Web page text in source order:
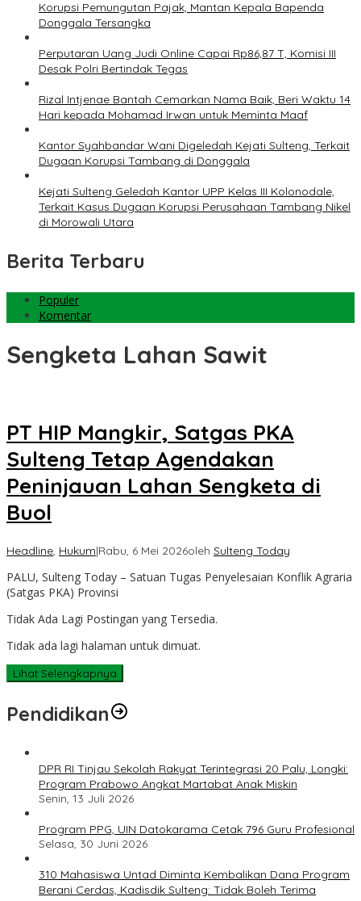
Korupsi Pemungutan Pajak, Mantan Kepala Bapenda
Donggala Tersangka
Perputaran Uang Judi Online Capai Rp86,87 T, Komisi III
Desak Polri Bertindak Tegas
Rizal Intjenae Bantah Cemarkan Nama Baik, Beri Waktu 14
Hari kepada Mohamad Irwan untuk Meminta Maaf
Kantor Syahbandar Wani Digeledah Kejati Sulteng, Terkait
Dugaan Korupsi Tambang di Donggala
Kejati Sulteng Geledah Kantor UPP Kelas III Kolonodale,
Terkait Kasus Dugaan Korupsi Perusahaan Tambang Nikel
di Morowali Utara
Berita Terbaru
Populer
Komentar
Sengketa Lahan Sawit
PT HIP Mangkir, Satgas PKA
Sulteng Tetap Agendakan
Peninjauan Lahan Sengketa di
Buol
Headline, Hukum|Rabu, 6 Mei 2026oleh Sulteng Today
PALU, Sulteng Today – Satuan Tugas Penyelesaian Konflik Agraria
(Satgas PKA) Provinsi
Tidak Ada Lagi Postingan yang Tersedia.
Tidak ada lagi halaman untuk dimuat.
Lihat Selengkapnya
Pendidikan
DPR RI Tinjau Sekolah Rakyat Terintegrasi 20 Palu, Longki:
Program Prabowo Angkat Martabat Anak Miskin
Senin, 13 Juli 2026
Program PPG, UIN Datokarama Cetak 796 Guru Profesional
Selasa, 30 Juni 2026
310 Mahasiswa Untad Diminta Kembalikan Dana Program
Berani Cerdas, Kadisdik Sulteng: Tidak Boleh Terima